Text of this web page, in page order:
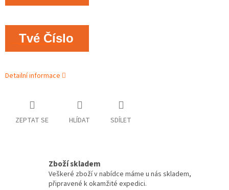
Tvé Číslo
Detailní informace
ZEPTAT SE HLÍDAT SDÍLET
Zboží skladem
Veškeré zboží v nabídce máme u nás skladem,
připravené k okamžité expedici.